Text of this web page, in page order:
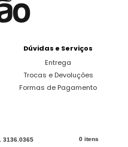
Dúvidas e Serviços
Entrega
Trocas e Devoluções
Formas de Pagamento
3136.0365 0 itens